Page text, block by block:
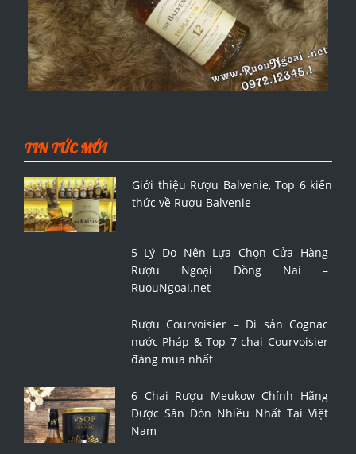
TIN TỨC MỚI
Giới thiệu Rượu Balvenie, Top 6 kiến
thức về Rượu Balvenie
5 Lý Do Nên Lựa Chọn Cửa Hàng
Rượu Ngoại Đồng Nai –
RuouNgoai.net
Rượu Courvoisier – Di sản Cognac
nước Pháp & Top 7 chai Courvoisier
đáng mua nhất
6 Chai Rượu Meukow Chính Hãng
Được Săn Đón Nhiều Nhất Tại Việt
Nam